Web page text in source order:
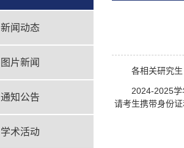
新闻动态
图片新闻
通知公告
学术活动
各相关研究
2024-2025
请考生携带身份